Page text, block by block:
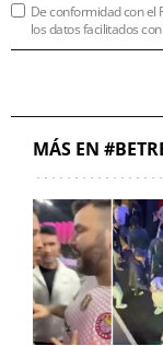
De conformidad con el
los datos facilitados
MÁS EN